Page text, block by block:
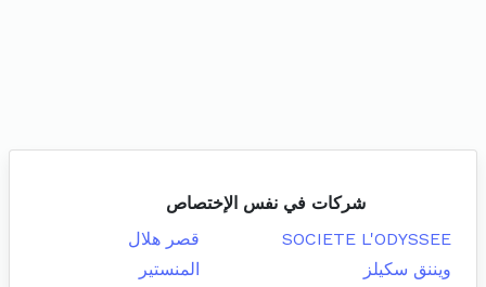
شركات في نفس الإختصاص
SOCIETE L'ODYSSEE
قصر هلال
ويننق سكيلز
المنستير